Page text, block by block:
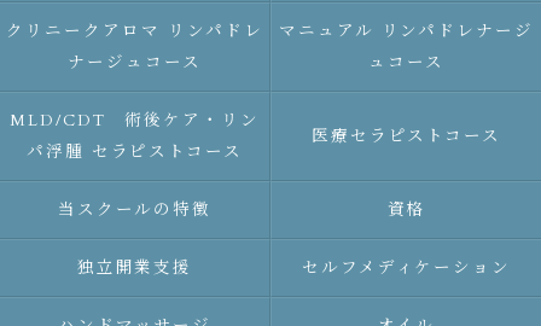
クリニークアロマ リンパドレ
ナージュコース
マニュアル リンパドレナージ
ュコース
MLD/CDT 術後ケア・リン
パ浮腫 セラピストコース
医療セラピストコース
当スクールの特徴 資格
独立開業支援 セルフメディケーション